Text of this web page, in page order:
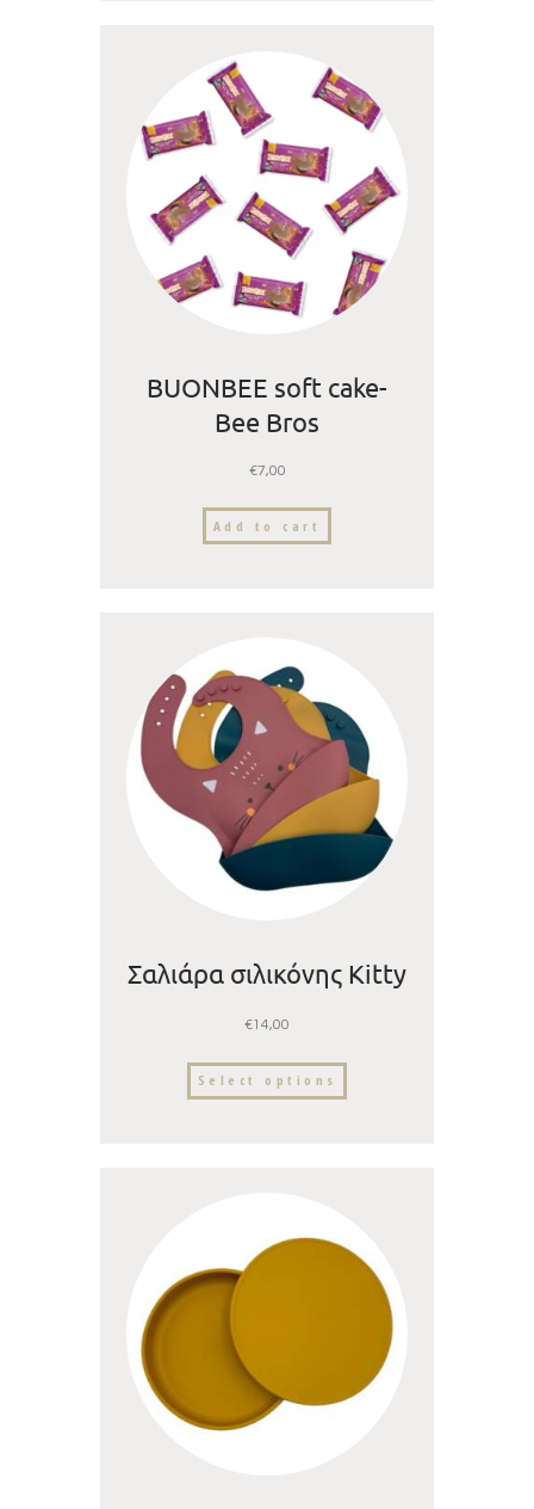
BUONBEE soft cake-
Bee Bros
€7,00
Add to cart
Σαλιάρα σιλικόνης Kitty
€14,00
Select options